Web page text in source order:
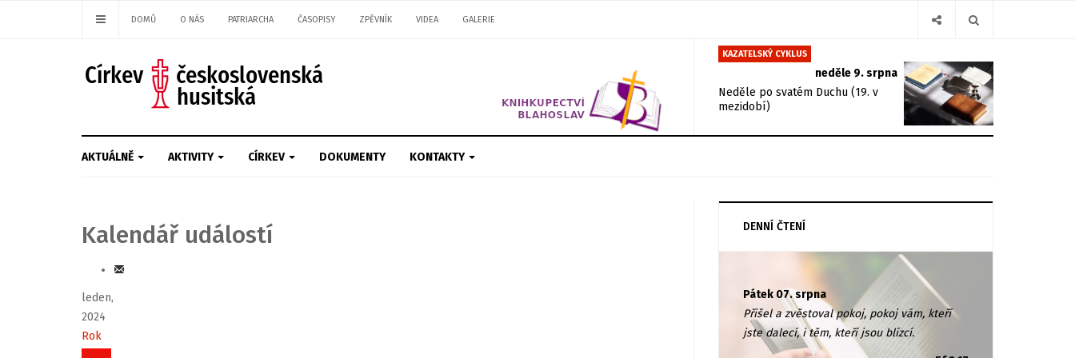
DOMŮ O NÁS PATRIARCHA ČASOPISY ZPĚVNÍK VIDEA GALERIE
KAZATELSKÝ CYKLUS
neděle 9. srpna
Neděle po svatém Duchu (19. v
mezidobí)
AKTUÁLNĚ AKTIVITY CÍRKEV DOKUMENTY KONTAKTY
Kalendář událostí
leden,
2024
Rok
Měsíc
DENNÍ ČTENÍ
Pátek 07. srpna
Přišel a zvěstoval pokoj, pokoj vám, kteří
jste dalecí, i těm, kteří jsou blízcí.